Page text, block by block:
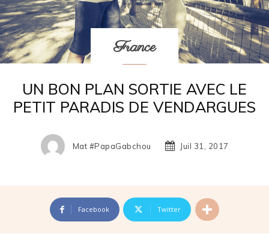
France
UN BON PLAN SORTIE AVEC LE
PETIT PARADIS DE VENDARGUES
Mat #papaGabchou Juil 31, 2017
Facebook Twitter